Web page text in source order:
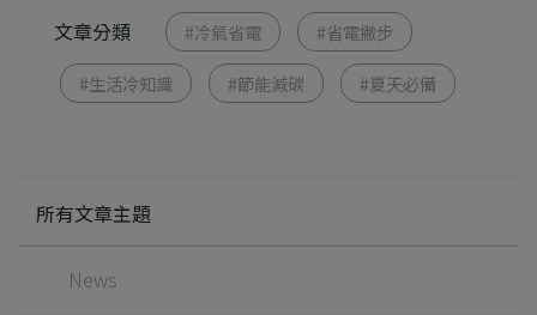
文章分類 #冷氣省電 #省電撇步
#生活冷知識 #節能減碳 #夏天必備
所有文章主題
News